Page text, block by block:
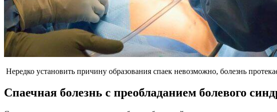
Нередко установить причину образования спаек невозможно, болезнь
Спаечная болезнь с преобладанием болевого